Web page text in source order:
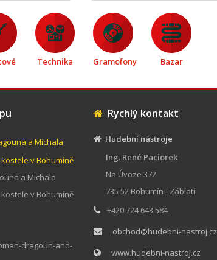
Technika Gramofony Bazar
a Michala
v Bohumíně
a Michala
v Bohumíně
dragoun-and-
Rychlý kontakt
Hudební nástroje
Ing. René Paciorek
Na Úvoze 372
735 52 Bohumín - Záblatí
+420 724 643 584
obchod@hudebni-nastroj.cz
www.hudebni-nastroj.cz